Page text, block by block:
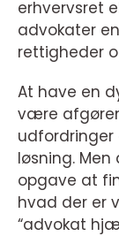
erhvervsret
advokater
rettigheder
At have en
være
løsning.
opgave at
hvad der er
“advokat